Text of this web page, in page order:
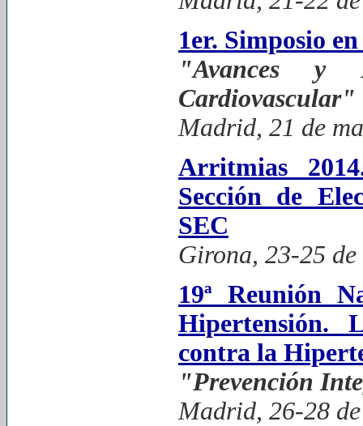
1er. Simposio
"Avances y
Cardiovascular"
Madrid, 21 de
Arritmias
Sección de
SEC
Girona, 23-25
19ª Reunión
Hipertensión.
contra la
"Prevención
Madrid, 26-28